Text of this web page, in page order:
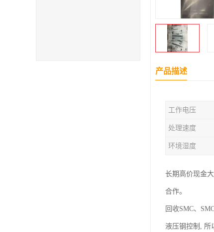
产品描述
工作电压
处理速度
环境湿度
长期高价现金
合作。
回收SMC、
液压钢控制, 所